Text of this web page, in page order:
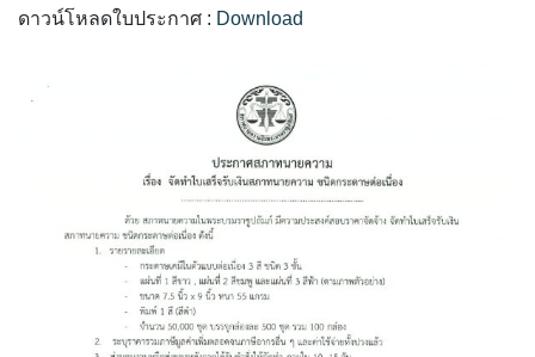
ดาวน์โหลดใบประกาศ : Download